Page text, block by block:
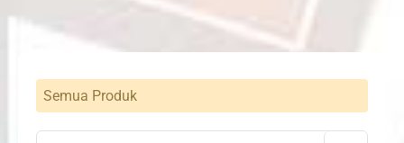
Semua Produk